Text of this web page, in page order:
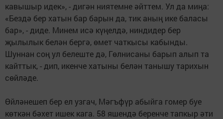
кавышыр идек», - дигән ниятемне әйттем. Ул да миңа:
«Бездә бер хатын бар барын да, тик аның ике баласы
бар», - диде. Минем исә күңелдә, ниндидер бер
җылылык белән бергә, өмет чаткысы кабынды.
Шуннан соң ул белеште дә, Гөлнисаны барып алып та
кайттык, - дип, икенче хатыны белән танышу тарихын
сөйләде.
Өйләнешеп бер ел узгач, Мәгъфүр абыйга гомер буе
көткән бәхет ишек кага. 58 яшендә беренче тапкыр әти